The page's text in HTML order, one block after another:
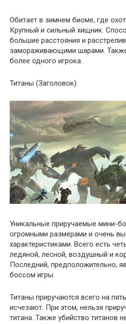
Обитает в зимнем биоме, где
Крупный и сильный хищник.
большие расстояния и
замораживающими шарами.
более одного игрока.
Титаны (Заголовок)
Уникальные приручаемые мини-
огромными размерами и очень
характеристиками. Всего есть
ледяной, лесной, воздушный и
Последний, предположительно,
боссом игры.
Титаны приручаются всего на
исчезают. При этом, нельзя
титана. Также убийство титанов